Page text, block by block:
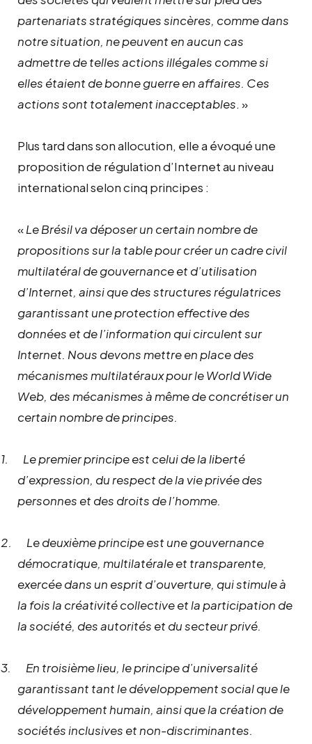
partenariats stratégiques sincères, comme dans
notre situation, ne peuvent en aucun cas
admettre de telles actions illégales comme si
elles étaient de bonne guerre en affaires. Ces
actions sont totalement inacceptables. »
Plus tard dans son allocution, elle a évoqué une
proposition de régulation d’Internet au niveau
international selon cinq principes :
«Le Brésil va déposer un certain nombre de
propositions sur la table pour créer un cadre civil
multilatéral de gouvernance et d’utilisation
d’Internet, ainsi que des structures régulatrices
garantissant une protection effective des
données et de l’information qui circulent sur
Internet. Nous devons mettre en place des
mécanismes multilatéraux pour le World Wide
Web, des mécanismes à même de concrétiser un
certain nombre de principes.
1.
Le premier principe est celui de la liberté
d’expression, du respect de la vie privée des
personnes et des droits de l’homme.
2.
Le deuxième principe est une gouvernance
démocratique, multilatérale et transparente,
exercée dans un esprit d’ouverture, qui stimule à
la fois la créativité collective et la participation de
la société, des autorités et du secteur privé.
3.
En troisième lieu, le principe d’universalité
garantissant tant le développement social que le
développement humain, ainsi que la création de
sociétés inclusives et non-discriminantes.